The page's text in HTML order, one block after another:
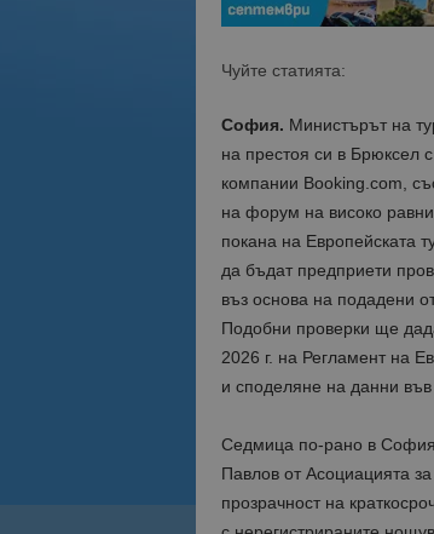
Чуйте статията:
София. Министърът на
на престоя си в Брюксел
компании Booking.com,
на форум на високо
покана на Европейската
да бъдат предприети
въз основа на подадени
Подобни проверки ще
2026 г. на Регламент на
и споделяне на данни във
Седмица по-рано в
Павлов от Асоциацията
прозрачност на